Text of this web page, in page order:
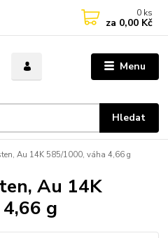
Menu
Hledat
0 ks
za 0,00 Kč
Au 14K 585/1000, váha 4,66 g
Au 14K
g